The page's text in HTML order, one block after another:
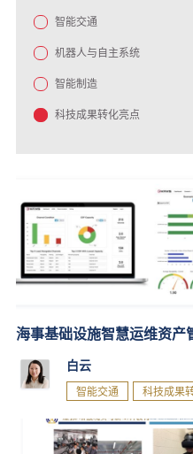
海事基础设施智慧运维资产
白云
智能交通 科技成果
智能交通
机器人与自主系统
智能制造
科技成果转化亮点